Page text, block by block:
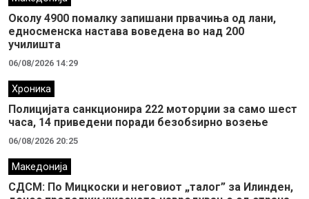
Околу 4900 помалку запишани првачиња од лани,
едносменска настава воведена во над 200
училишта
06/08/2026 14:29
Хроника
Полицијата санкционира 222 моторџии за само шест
часа, 14 приведени поради безобѕирно возење
06/08/2026 20:25
Македонија
СДСМ: По Мицкоски и неговиот „талог” за Илинден,